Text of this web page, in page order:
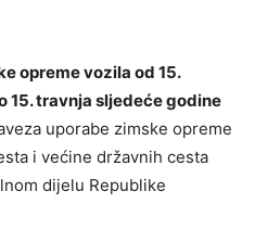
opreme vozila od 15.
15. travnja sljedeće godine
uporabe zimske opreme
i većine državnih cesta
dijelu Republike